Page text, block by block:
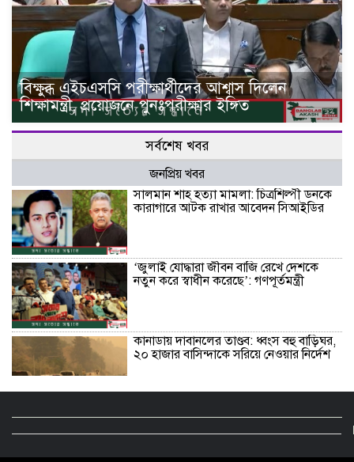
বিক্ষুব্ধ এইচএসসি পরীক্ষার্থীদের আশ্বাস দিলেন
শিক্ষামন্ত্রী, প্রয়োজনে পুনঃপরীক্ষার ইঙ্গিত
সর্বশেষ খবর
জনপ্রিয় খবর
সালমান শাহ হত্যা মামলা: চিত্রশিল্পী ডনকে
কারাগারে আটক রাখার আবেদন সিআইডির
‘জুলাই যোদ্ধারা জীবন বাজি রেখে দেশকে
নতুন করে স্বাধীন করেছে’: গণপূর্তমন্ত্রী
কানাডায় দাবানলের তাণ্ডব: ধ্বংস বহু বাড়িঘর,
২০ হাজার বাসিন্দাকে সরিয়ে নেওয়ার নির্দেশ
চাঁদপুরে সফল অস্ত্রোপচার: নারীর পেট থেকে